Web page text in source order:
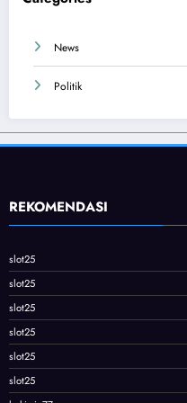
News
Politik
REKOMENDASI
slot25
slot25
slot25
slot25
slot25
slot25